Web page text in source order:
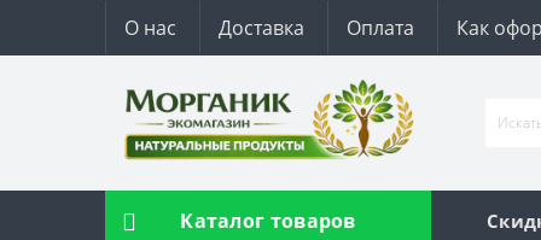
О нас Доставка Оплата Как
Каталог товаров